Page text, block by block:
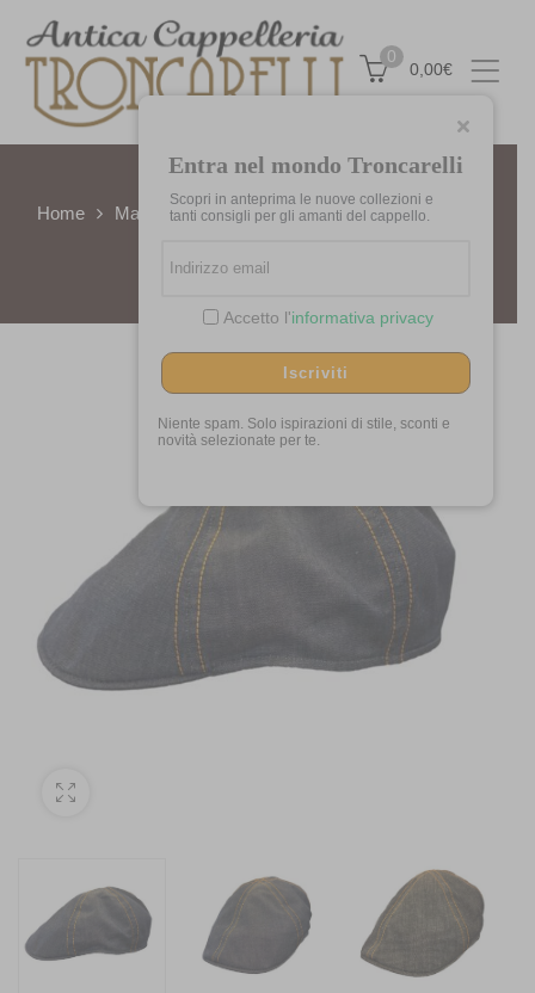
Entra nel mondo Troncarelli
Scopri in anteprima le nuove collezioni e
tanti consigli per gli amanti del cappello.
Accetto l'informativa privacy
Iscriviti
Niente spam. Solo ispirazioni di stile, sconti e
novità selezionate per te.
0
0,00€
Home Materiali cotone Coppola Duck Jeans by